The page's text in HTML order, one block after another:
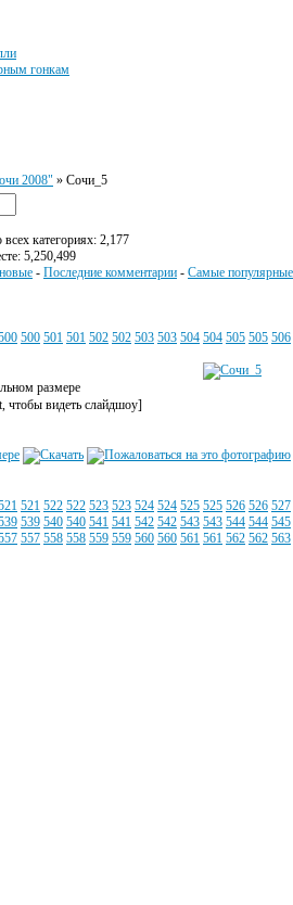
гонкам
2008" » Сочи_5
категориях: 2,177
5,250,499
- Последние комментарии - Самые популярные
500 501 501 502 502 503 503 504 504 505 505 506
чтобы видеть слайдшоу]
521 522 522 523 523 524 524 525 525 526 526 527
539 540 540 541 541 542 542 543 543 544 544 545
557 558 558 559 559 560 560 561 561 562 562 563